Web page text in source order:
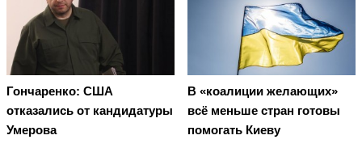
Гончаренко: США
отказались от кандидатуры
Умерова
В «коалиции желающих»
всё меньше стран готовы
помогать Киеву